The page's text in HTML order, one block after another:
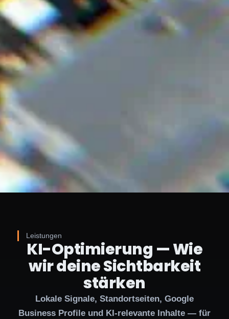
Leistungen
KI-Optimierung — Wie
wir deine Sichtbarkeit
stärken
Lokale Signale, Standortseiten, Google
Business Profile und KI-relevante Inhalte — für